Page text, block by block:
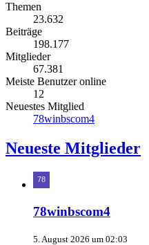
Themen
23.632
Beiträge
198.177
Mitglieder
67.381
Meiste Benutzer online
12
Neuestes Mitglied
78winbscom4
Neueste Mitglieder
78winbscom4
5. August 2026 um 02:03